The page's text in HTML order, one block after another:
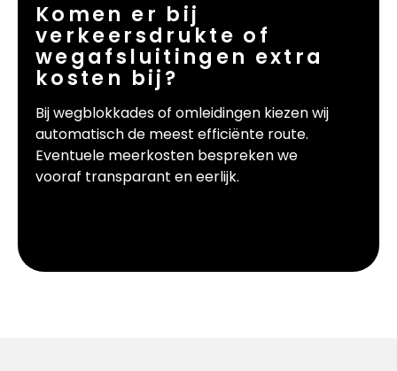
Komen er bij
verkeersdrukte of
wegafsluitingen extra
kosten bij?
Bij wegblokkades of omleidingen kiezen wij
automatisch de meest efficiënte route.
Eventuele meerkosten bespreken we
vooraf transparant en eerlijk.